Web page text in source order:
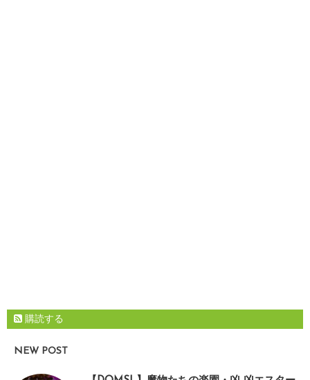
購読する
NEW POST